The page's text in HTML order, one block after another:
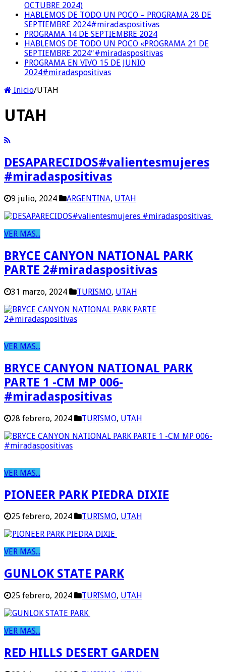
OCTUBRE 2024)
HABLEMOS DE TODO UN POCO – PROGRAMA 28 DE
SEPTIEMBRE 2024#miradaspositivas
PROGRAMA 14 DE SEPTIEMBRE 2024
HABLEMOS DE TODO UN POCO «PROGRAMA 21 DE
SEPTIEMBRE 2024″#miradaspositivas
PROGRAMA EN VIVO 15 DE JUNIO
2024#miradaspositivas
Inicio/UTAH
UTAH
DESAPARECIDOS#valientesmujeres
#miradaspositivas
9 julio, 2024 ARGENTINA, UTAH
VER MAS...
BRYCE CANYON NATIONAL PARK
PARTE 2#miradaspositivas
31 marzo, 2024 TURISMO, UTAH
VER MAS...
BRYCE CANYON NATIONAL PARK
PARTE 1 -CM MP 006-
#miradaspositivas
28 febrero, 2024 TURISMO, UTAH
VER MAS...
PIONEER PARK PIEDRA DIXIE
25 febrero, 2024 TURISMO, UTAH
VER MAS...
GUNLOK STATE PARK
25 febrero, 2024 TURISMO, UTAH
VER MAS...
RED HILLS DESERT GARDEN